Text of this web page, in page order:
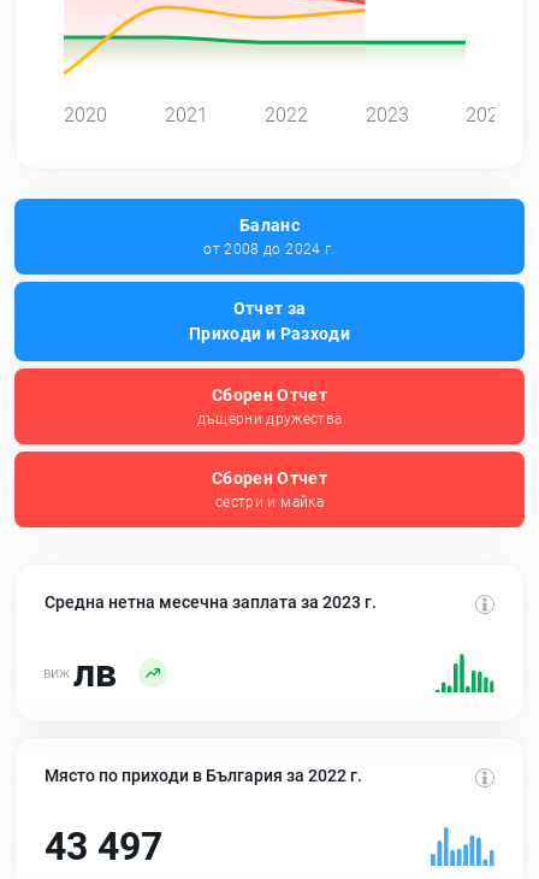
2020 2021 2022 2023 2024
Баланс
от 2008 до 2024 г.
Отчет за
Приходи и Разходи
Сборен Отчет
дъщерни дружества
Сборен Отчет
сестри и майка
Средна нетна месечна заплата за 2023 г.
лв
Място по приходи в България за 2022 г.
43 497